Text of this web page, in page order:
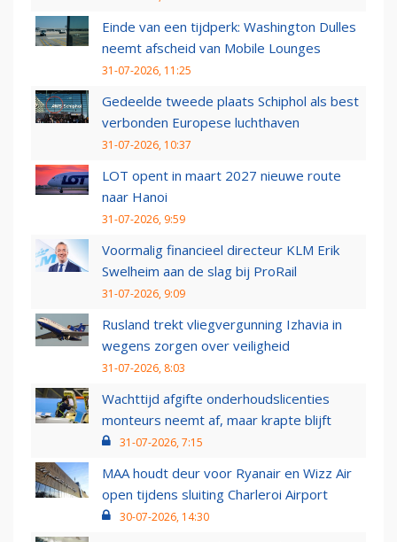
Einde van een tijdperk: Washington Dulles
neemt afscheid van Mobile Lounges
31-07-2026, 11:25
Gedeelde tweede plaats Schiphol als best
verbonden Europese luchthaven
31-07-2026, 10:37
LOT opent in maart 2027 nieuwe route
naar Hanoi
31-07-2026, 9:59
Voormalig financieel directeur KLM Erik
Swelheim aan de slag bij ProRail
31-07-2026, 9:09
Rusland trekt vliegvergunning Izhavia in
wegens zorgen over veiligheid
31-07-2026, 8:03
Wachttijd afgifte onderhoudslicenties
monteurs neemt af, maar krapte blijft
31-07-2026, 7:15
MAA houdt deur voor Ryanair en Wizz Air
open tijdens sluiting Charleroi Airport
30-07-2026, 14:30